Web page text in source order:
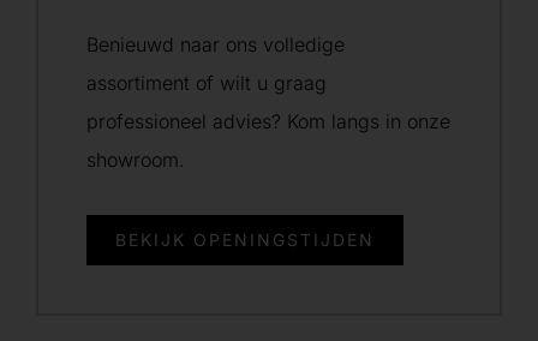
Benieuwd naar ons volledige
assortiment of wilt u graag
professioneel advies? Kom langs in onze
showroom.
BEKIJK OPENINGSTIJDEN